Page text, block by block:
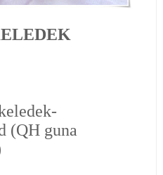
(QH guna